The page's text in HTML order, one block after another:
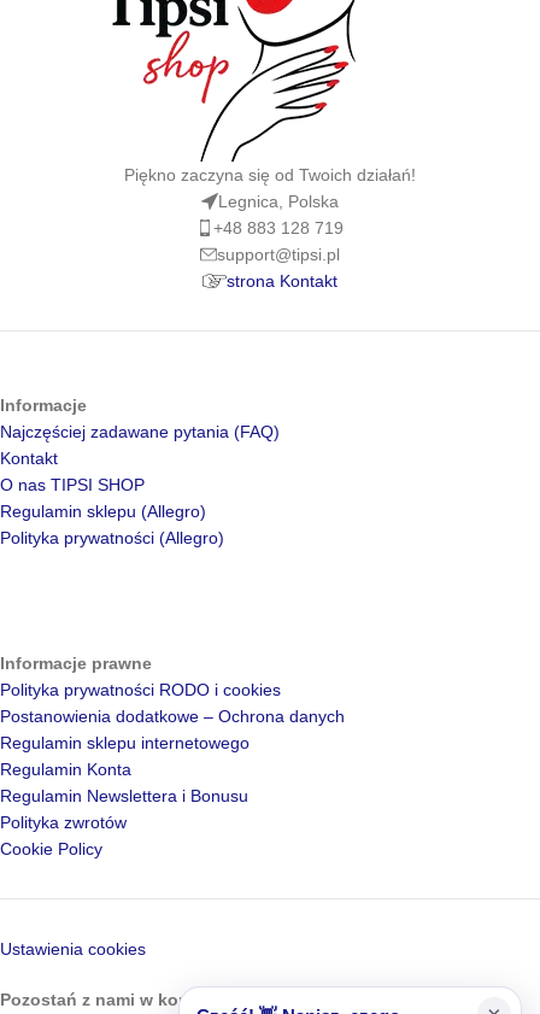
Piękno zaczyna się od Twoich działań!
Legnica, Polska
+48 883 128 719
support@tipsi.pl
strona Kontakt
Informacje
Najczęściej zadawane pytania (FAQ)
Kontakt
O nas TIPSI SHOP
Regulamin sklepu (Allegro)
Polityka prywatności (Allegro)
Informacje prawne
Polityka prywatności RODO i cookies
Postanowienia dodatkowe – Ochrona danych
Regulamin sklepu internetowego
Regulamin Konta
Regulamin Newslettera i Bonusu
Polityka zwrotów
Cookie Policy
Ustawienia cookies
Pozostań z nami w kontakcie